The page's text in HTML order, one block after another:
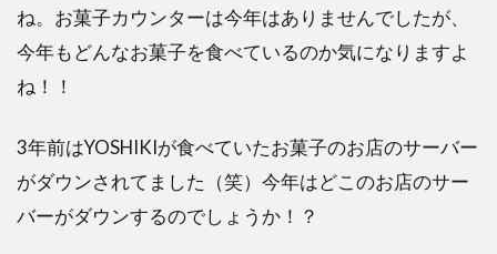
ね。お菓子カウンターは今年はありませんでしたが、
今年もどんなお菓子を食べているのか気になりますよ
ね！！
3年前はYOSHIKIが食べていたお菓子のお店のサーバー
がダウンされてました（笑）今年はどこのお店のサー
バーがダウンするのでしょうか！？